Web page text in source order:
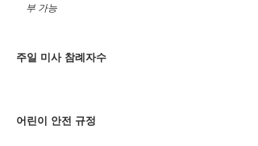
부 가능
주일 미사 참례자수
어린이 안전 규정